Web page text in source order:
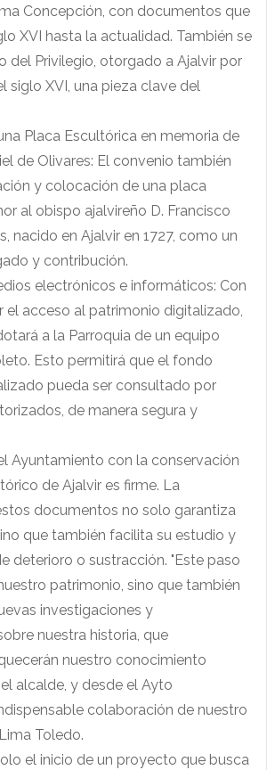
Concepción, con documentos que
XVI hasta la actualidad. También se
del Privilegio, otorgado a Ajalvir por
siglo XVI, una pieza clave del
Placa Escultórica en memoria de
de Olivares: El convenio también
y colocación de una placa
al obispo ajalvireño D. Francisco
nacido en Ajalvir en 1727, como un
y contribución.
electrónicos e informáticos: Con
el acceso al patrimonio digitalizado,
a la Parroquia de un equipo
Esto permitirá que el fondo
pueda ser consultado por
de manera segura y
Ayuntamiento con la conservación
de Ajalvir es firme. La
documentos no solo garantiza
que también facilita su estudio y
deterioro o sustracción. "Este paso
patrimonio, sino que también
investigaciones y
nuestra historia, que
nuestro conocimiento
alcalde, y desde el Ayto
colaboración de nuestro
Toledo.
el inicio de un proyecto que busca